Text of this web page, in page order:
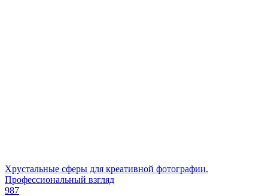
Хрустальные сферы для креативной фотографии.
Профессиональный взгляд
987